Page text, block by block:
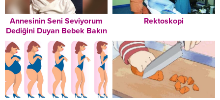
Annesinin Seni Seviyorum
Dediğini Duyan Bebek Bakın
Nasıl Duygulandı
Rektoskopi